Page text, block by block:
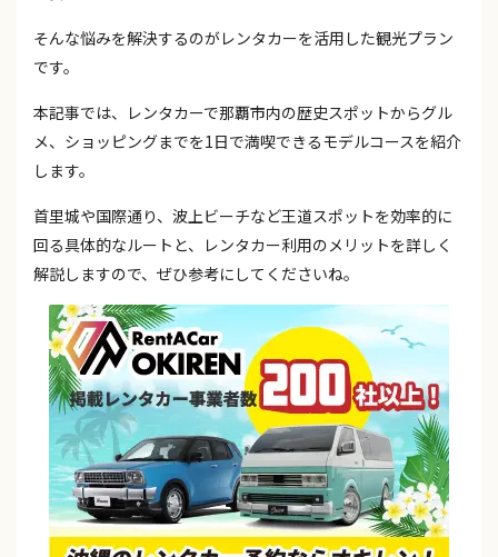
そんな悩みを解決するのがレンタカーを活用した観光プラン
です。
本記事では、レンタカーで那覇市内の歴史スポットからグル
メ、ショッピングまでを1日で満喫できるモデルコースを紹介
します。
首里城や国際通り、波上ビーチなど王道スポットを効率的に
回る具体的なルートと、レンタカー利用のメリットを詳しく
解説しますので、ぜひ参考にしてくださいね。